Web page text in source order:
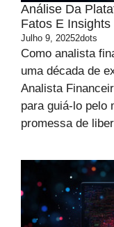
Análise Da
Fatos E
Julho 9, 20252dots
Como analista
uma década de
Analista
para guiá-lo pelo
promessa de